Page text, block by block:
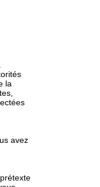
la
avez